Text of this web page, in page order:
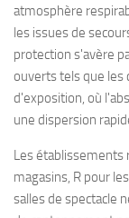
atmosphère
les issues de
protection s'avère
ouverts tels que les
d'exposition, où
une dispersion
Les établissements
magasins, R pour
salles de spectacle